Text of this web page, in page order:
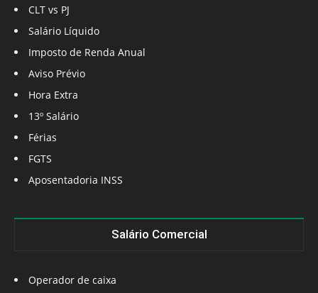
CLT vs PJ
Salário Líquido
Imposto de Renda Anual
Aviso Prévio
Hora Extra
13º Salário
Férias
FGTS
Aposentadoria INSS
Salário Comercial
Operador de caixa